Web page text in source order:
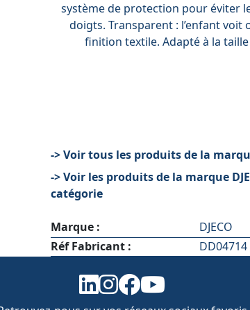
système de protection pour éviter
doigts. Transparent : l’enfant voit
finition textile. Adapté à la taille
-> Voir tous les produits de la
-> Voir les produits de la marque
catégorie
Marque :
DJECO
Réf Fabricant :
DD04714